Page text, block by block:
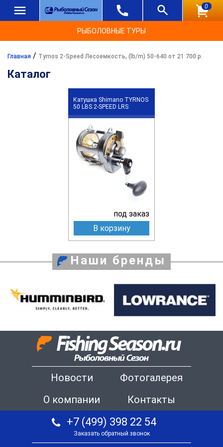
0
РЫБОЛОВНЫЕ ТУРЫ
Главная / Tyrnos 2-Speed Лесоемкость, (lb/m) 50-640 от 21 700 р.
Каталог
Катушка Shimano TYRNOS
50 LBS 2-SPEED LRS
под заказ
В корзину
Наши бренды
Новости
Фотогалерея
О компании
Контакты
+7 (499) 398 22 54
Заказать обратный звонок